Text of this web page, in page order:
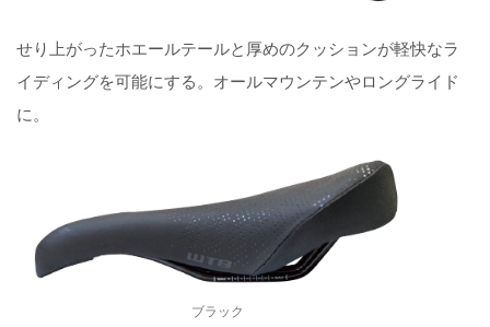
せり上がったホエールテールと厚めのクッションが軽快なラ
イディングを可能にする。オールマウンテンやロングライド
に。
ブラック